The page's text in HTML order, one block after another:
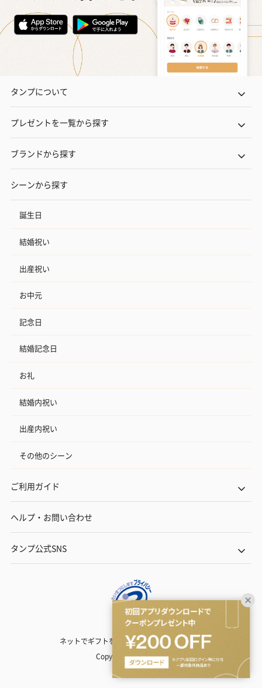
タンプについて
プレゼントを一覧から探す
ブランドから探す
シーンから探す
誕生日
結婚祝い
出産祝い
お中元
記念日
結婚記念日
お礼
結婚内祝い
出産内祝い
その他のシーン
ご利用ガイド
ヘルプ・お問い合わせ
タンプ公式SNS
ネットでギフトを贈るなら | TANP（タンプ）
Copyright© TANP Inc.